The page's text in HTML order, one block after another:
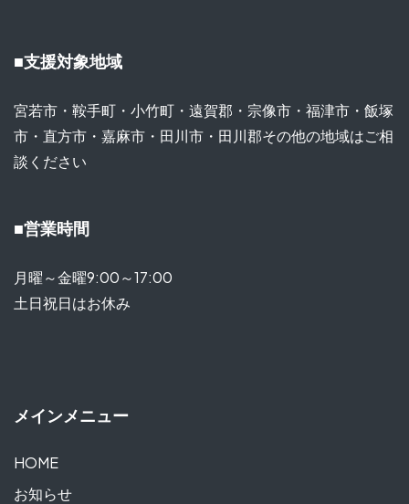
■支援対象地域
宮若市・鞍手町・小竹町・遠賀郡・宗像市・福津市・飯塚
市・直方市・嘉麻市・田川市・田川郡その他の地域はご相
談ください
■営業時間
月曜～金曜9:00～17:00
土日祝日はお休み
メインメニュー
HOME
お知らせ